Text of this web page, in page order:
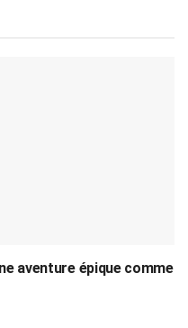
aventure épique comme